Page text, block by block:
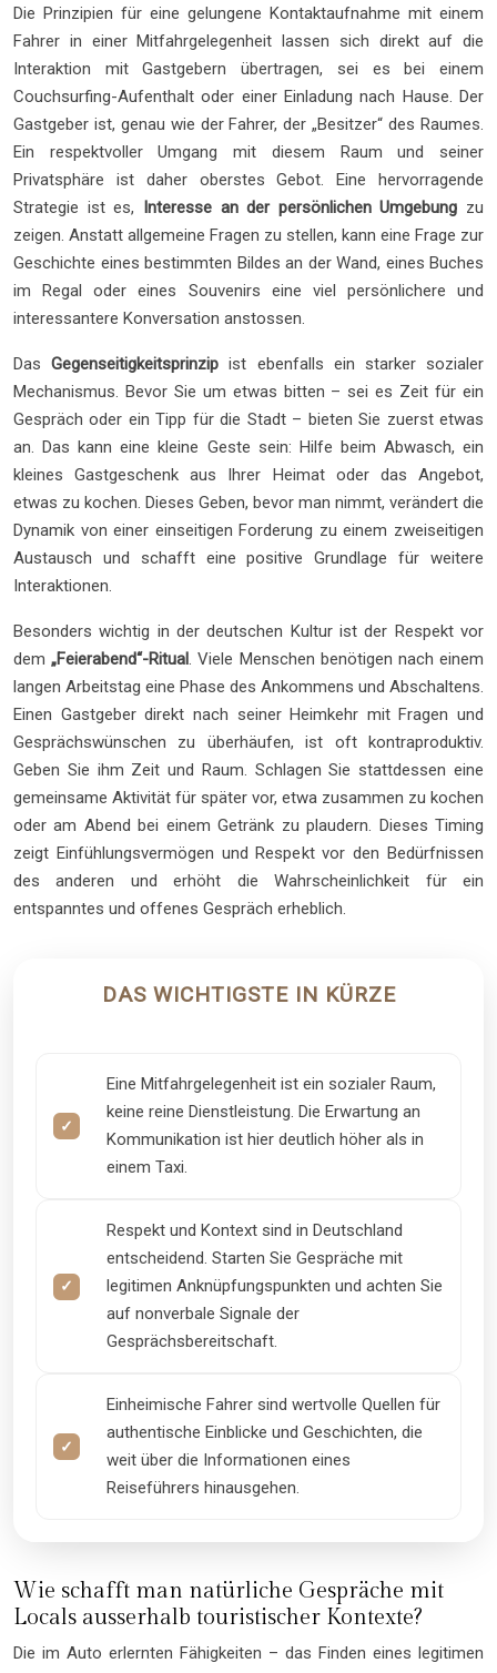
Die Prinzipien für eine gelungene Kontaktaufnahme mit einem
Fahrer in einer Mitfahrgelegenheit lassen sich direkt auf die
Interaktion mit Gastgebern übertragen, sei es bei einem
Couchsurfing-Aufenthalt oder einer Einladung nach Hause. Der
Gastgeber ist, genau wie der Fahrer, der „Besitzer“ des Raumes.
Ein respektvoller Umgang mit diesem Raum und seiner
Privatsphäre ist daher oberstes Gebot. Eine hervorragende
Strategie ist es,
Interesse an der persönlichen Umgebung zu
zeigen. Anstatt allgemeine Fragen zu stellen, kann eine Frage zur
Geschichte eines bestimmten Bildes an der Wand, eines Buches
im Regal oder eines Souvenirs eine viel persönlichere und
interessantere Konversation anstossen.
DasGegenseitigkeitsprinzip ist ebenfalls ein starker sozialer
Mechanismus. Bevor Sie um etwas bitten – sei es Zeit für ein
Gespräch oder ein Tipp für die Stadt – bieten Sie zuerst etwas
an. Das kann eine kleine Geste sein: Hilfe beim Abwasch, ein
kleines Gastgeschenk aus Ihrer Heimat oder das Angebot,
etwas zu kochen. Dieses Geben, bevor man nimmt, verändert die
Dynamik von einer einseitigen Forderung zu einem zweiseitigen
Austausch und schafft eine positive Grundlage für weitere
Interaktionen.
Besonders wichtig in der deutschen Kultur ist der Respekt vor
dem„Feierabend“-Ritual. Viele Menschen benötigen nach einem
langen Arbeitstag eine Phase des Ankommens und Abschaltens.
Einen Gastgeber direkt nach seiner Heimkehr mit Fragen und
Gesprächswünschen zu überhäufen, ist oft kontraproduktiv.
Geben Sie ihm Zeit und Raum. Schlagen Sie stattdessen eine
gemeinsame Aktivität für später vor, etwa zusammen zu kochen
oder am Abend bei einem Getränk zu plaudern. Dieses Timing
zeigt Einfühlungsvermögen und Respekt vor den Bedürfnissen
des anderen und erhöht die Wahrscheinlichkeit für ein
entspanntes und offenes Gespräch erheblich.
DAS WICHTIGSTE IN KÜRZE
Eine Mitfahrgelegenheit ist ein sozialer Raum,
keine reine Dienstleistung. Die Erwartung an
Kommunikation ist hier deutlich höher als in
einem Taxi.
Respekt und Kontext sind in Deutschland
entscheidend. Starten Sie Gespräche mit
legitimen Anknüpfungspunkten und achten Sie
auf nonverbale Signale der
Gesprächsbereitschaft.
Einheimische Fahrer sind wertvolle Quellen für
authentische Einblicke und Geschichten, die
weit über die Informationen eines
Reiseführers hinausgehen.
Wie schafft man natürliche Gespräche mit
Locals ausserhalb touristischer Kontexte?
Die im Auto erlernten Fähigkeiten – das Finden eines legitimen